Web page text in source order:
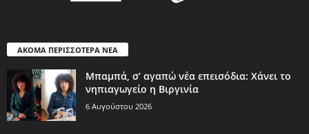
ΑΚΟΜΑ ΠΕΡΙΣΣΟΤΕΡΑ ΝΕΑ
Μπαμπά, σ’ αγαπώ νέα επεισόδια: Χάνει το
νηπιαγωγείο η Βιργινία
6 Αυγούστου 2026